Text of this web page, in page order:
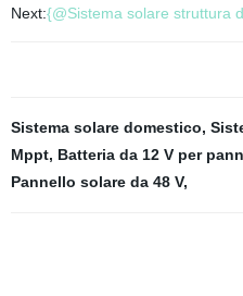
Next:{@Sistema solare struttura
Sistema solare domestico,
Mppt, Batteria da 12 V per
Pannello solare da 48 V,